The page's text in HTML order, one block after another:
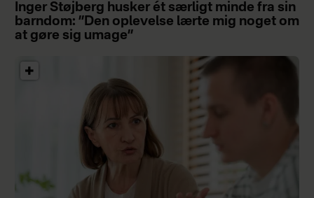
Inger Støjberg husker ét særligt minde fra sin
barndom: ”Den oplevelse lærte mig noget om
at gøre sig umage”